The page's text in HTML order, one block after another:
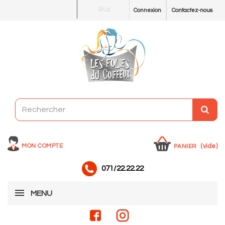
Contactez-nous
Connexion
Blog
MON COMPTE PANIER (vide)
071/22.22.22
MENU